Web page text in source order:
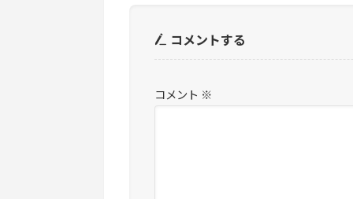
コメントする
コメント ※